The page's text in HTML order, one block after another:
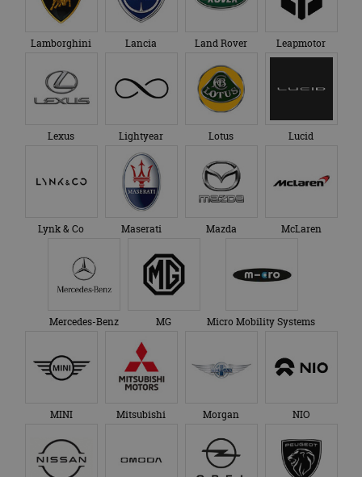
Lamborghini Lancia Land Rover Leapmotor
Lexus Lightyear Lotus Lucid
Lynk & Co Maserati Mazda McLaren
Mercedes-Benz MG Micro Mobility Systems
MINI Mitsubishi Morgan NIO